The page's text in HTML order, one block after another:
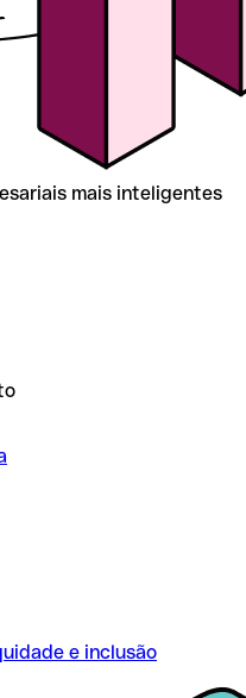
mais inteligentes
e inclusão